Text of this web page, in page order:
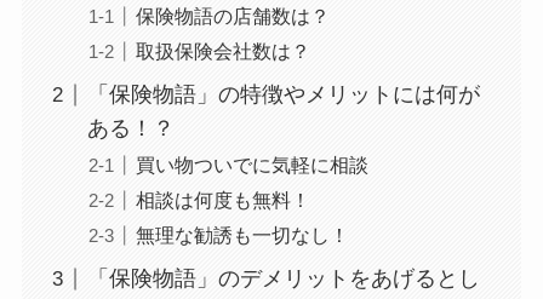
保険物語の店舗数は？
取扱保険会社数は？
「保険物語」の特徴やメリットには何が
ある！？
買い物ついでに気軽に相談
相談は何度も無料！
無理な勧誘も一切なし！
「保険物語」のデメリットをあげるとし